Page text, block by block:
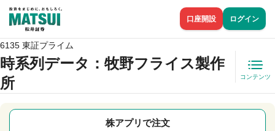
口座開設 ログイン
6135 東証プライム
時系列データ ：牧野フライス製作
所
コンテンツ
株アプリで注文